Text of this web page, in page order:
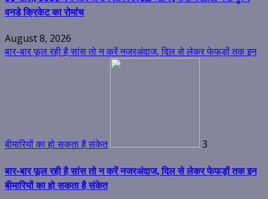
वनडे क्रिकेट का रोमांच
August 8, 2026
बार-बार फूल रही है सांस तो न करें नजरअंदाज, दिल से लेकर फेफड़ों तक इन
बीमारियों का हो सकता है संकेत 3
बार-बार फूल रही है सांस तो न करें नजरअंदाज, दिल से लेकर फेफड़ों तक इन
बीमारियों का हो सकता है संकेत